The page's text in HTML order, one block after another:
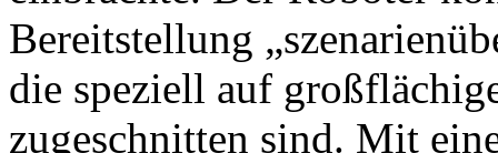
Bereitstellung
die speziell auf
zugeschnitten sind. Mit